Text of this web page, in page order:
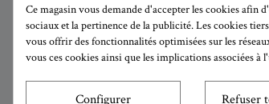
S'abonner
Ce magasin vous demande d'accepter les cookies afin
sociaux et la pertinence de la publicité. Les cookies
vous offrir des fonctionnalités optimisées sur les
vous ces cookies ainsi que les implications associées à
Refuser
Configurer